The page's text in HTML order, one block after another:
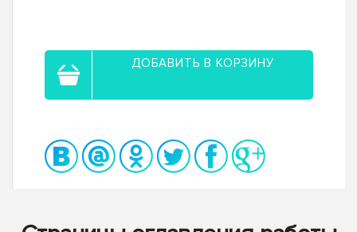
ДОБАВИТЬ В КОРЗИНУ